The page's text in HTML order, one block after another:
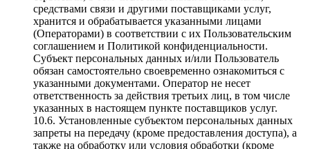
средствами связи и другими поставщиками услуг,
хранится и обрабатывается указанными лицами
(Операторами) в соответствии с их Пользовательским
соглашением и Политикой конфиденциальности.
Субъект персональных данных и/или Пользователь
обязан самостоятельно своевременно ознакомиться с
указанными документами. Оператор не несет
ответственность за действия третьих лиц, в том числе
указанных в настоящем пункте поставщиков услуг.
10.6. Установленные субъектом персональных данных
запреты на передачу (кроме предоставления доступа), а
также на обработку или условия обработки (кроме